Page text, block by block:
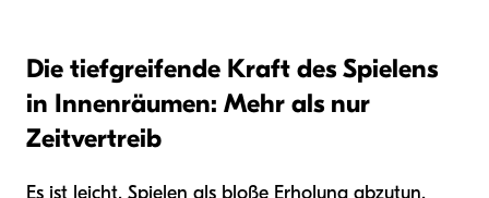
Die tiefgreifende Kraft des Spielens
in Innenräumen: Mehr als nur
Zeitvertreib
Es ist leicht, Spielen als bloße Erholung abzutun,